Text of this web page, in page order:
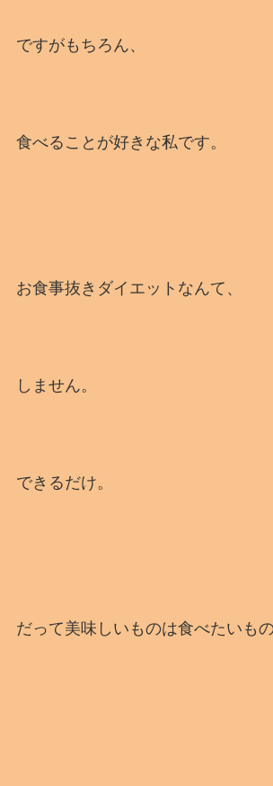
ですがもちろん、
食べることが好きな私です。
お食事抜きダイエットなんて、
しません。
できるだけ。
だって美味しいものは食べたいもの